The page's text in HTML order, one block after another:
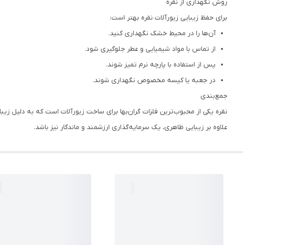
روش نگهداری از نقره
برای حفظ زیبایی زیورآلات نقره بهتر است:
آن‌ها را در محیط خشک نگهداری کنید.
از تماس با مواد شیمیایی و عطر جلوگیری شود.
پس از استفاده با پارچه نرم تمیز شوند.
در جعبه یا کیسه مخصوص نگهداری شوند.
جمع‌بندی
نقره یکی از محبوب‌ترین فلزات گران‌بها برای ساخت زیورآلات است که به دلیل
علاوه بر زیبایی ظاهری، یک سرمایه‌گذاری ارزشمند و ماندگار نیز باشد.